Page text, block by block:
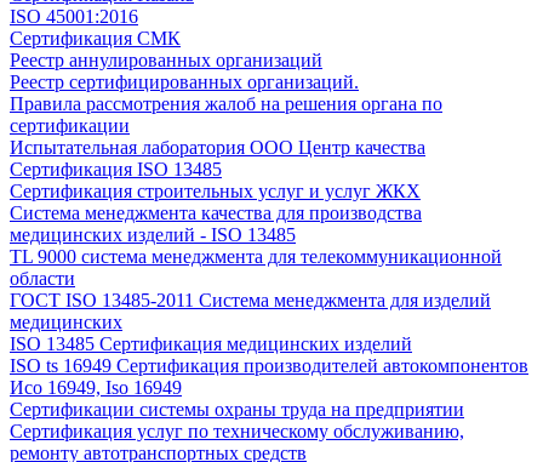
ISO 45001:2016
Сертификация СМК
Реестр аннулированных организаций
Реестр сертифицированных организаций.
Правила рассмотрения жалоб на решения органа по
сертификации
Испытательная лаборатория ООО Центр качества
Сертификация ISO 13485
Сертификация строительных услуг и услуг ЖКХ
Система менеджмента качества для производства
медицинских изделий - ISO 13485
TL 9000 система менеджмента для телекоммуникационной
области
ГОСТ ISO 13485-2011 Система менеджмента для изделий
медицинских
ISO 13485 Сертификация медицинских изделий
ISO ts 16949 Сертификация производителей автокомпонентов
Исо 16949, Iso 16949
Сертификации системы охраны труда на предприятии
Сертификация услуг по техническому обслуживанию,
ремонту автотранспортных средств